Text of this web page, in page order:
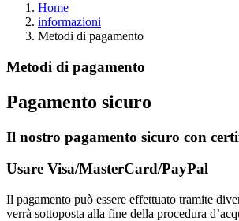
Home
informazioni
Metodi di pagamento
Metodi di pagamento
Pagamento sicuro
Il nostro pagamento sicuro con
Usare Visa/MasterCard/PayPal
Il pagamento può essere effettuato tramite
verrà sottoposta alla fine della procedura